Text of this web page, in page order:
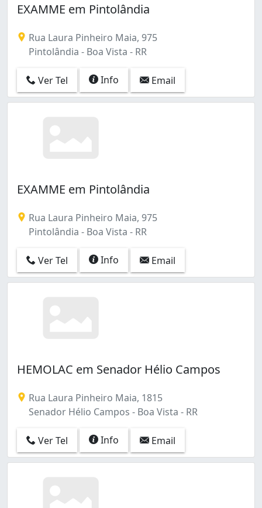
EXAMME em Pintolândia
Rua Laura Pinheiro Maia, 975
Pintolândia - Boa Vista - RR
Ver Tel Info Email
EXAMME em Pintolândia
Rua Laura Pinheiro Maia, 975
Pintolândia - Boa Vista - RR
Ver Tel Info Email
HEMOLAC em Senador Hélio Campos
Rua Laura Pinheiro Maia, 1815
Senador Hélio Campos - Boa Vista - RR
Ver Tel Info Email